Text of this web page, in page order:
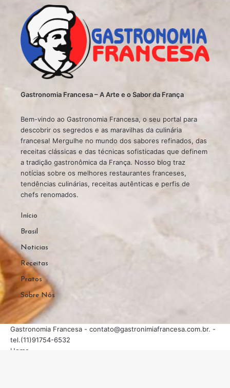
Gastronomia Francesa – A Arte e o Sabor da França
Bem-vindo ao Gastronomia Francesa, o seu portal para
descobrir os segredos e as maravilhas da culinária
francesa! Mergulhe no mundo dos sabores refinados, das
receitas clássicas e das técnicas sofisticadas que definem
a tradição gastronômica da França. Nosso blog traz
notícias sobre os melhores restaurantes franceses,
tendências culinárias, receitas autênticas e perfis de
chefs renomados.
Início
Brasil
Noticias
Receitas
Pratos
Sobre Nós
Gastronomia Francesa - contato@gastronimiafrancesa.com.br. -
tel.(11)91754-6532
Home